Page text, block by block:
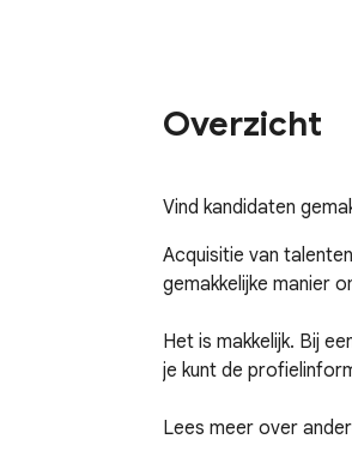
Overzicht
Vind kandidaten
Acquisitie van
gemakkelijke manier
Het is makkelijk. Bij
je kunt de
Lees meer over